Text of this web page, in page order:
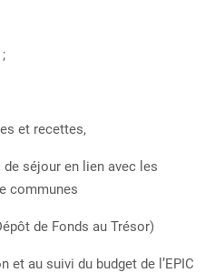
et recettes,
séjour en lien avec les
communes
de Fonds au Trésor)
au suivi du budget de l’EPIC